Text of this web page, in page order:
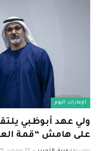
الإمارات اليوم
ولي عهد أبوظبي
على هامش “قمة